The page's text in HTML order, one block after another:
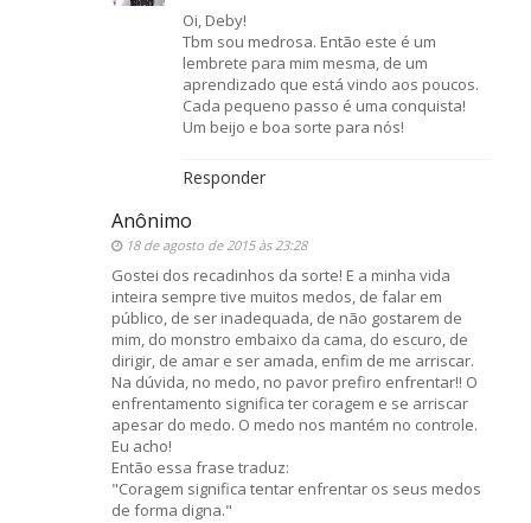
Oi, Deby!
Tbm sou medrosa. Então este é um
lembrete para mim mesma, de um
aprendizado que está vindo aos poucos.
Cada pequeno passo é uma conquista!
Um beijo e boa sorte para nós!
Responder
Anônimo
18 de agosto de 2015 às 23:28
Gostei dos recadinhos da sorte! E a minha vida
inteira sempre tive muitos medos, de falar em
público, de ser inadequada, de não gostarem de
mim, do monstro embaixo da cama, do escuro, de
dirigir, de amar e ser amada, enfim de me arriscar.
Na dúvida, no medo, no pavor prefiro enfrentar!! O
enfrentamento significa ter coragem e se arriscar
apesar do medo. O medo nos mantém no controle.
Eu acho!
Então essa frase traduz:
"Coragem significa tentar enfrentar os seus medos
de forma digna."